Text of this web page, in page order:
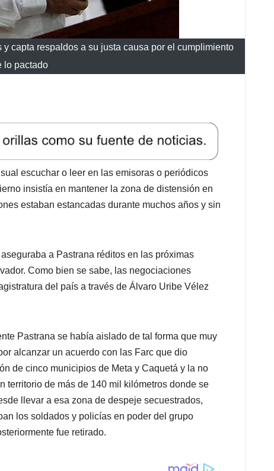
capta respaldos a su justa causa por el cumplimiento
lo pactado
escuchar o leer en las emisoras o periódicos
insistía en mantener la zona de distensión en
estaban estancadas durante muchos años y sin
a Pastrana réditos en las próximas
Como bien se sabe, las negociaciones
del país a través de Álvaro Uribe Vélez
Pastrana se había aislado de tal forma que muy
alcanzar un acuerdo con las Farc que dio
de cinco municipios de Meta y Caquetá y la no
territorio de más de 140 mil kilómetros donde se
llevar a esa zona de despeje secuestrados,
los soldados y policías en poder del grupo
fue retirado.